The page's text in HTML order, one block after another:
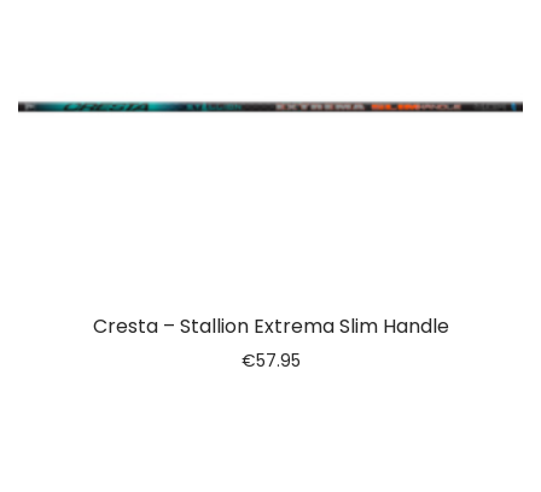
Cresta – Stallion Extrema Slim Handle
€57.95